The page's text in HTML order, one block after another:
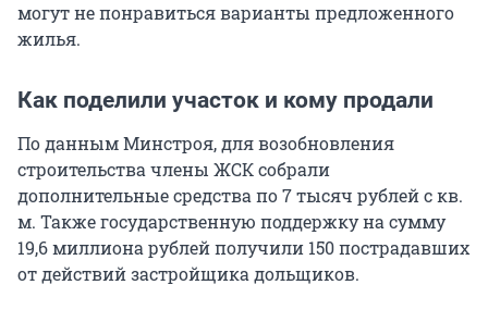
могут не понравиться варианты предложенного
жилья.
Как поделили участок и кому продали
По данным Минстроя, для возобновления
строительства члены ЖСК собрали
дополнительные средства по 7 тысяч рублей с кв.
м. Также государственную поддержку на сумму
19,6 миллиона рублей получили 150 пострадавших
от действий застройщика дольщиков.